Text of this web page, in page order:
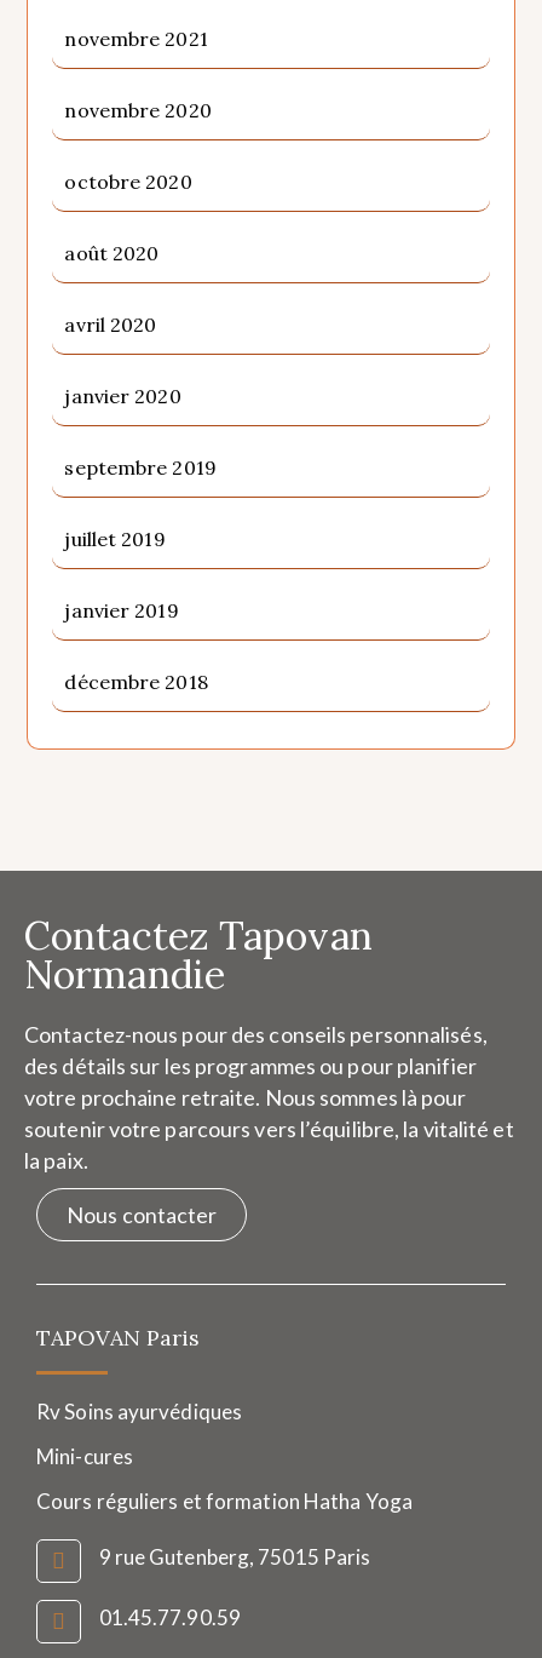
novembre 2021
novembre 2020
octobre 2020
août 2020
avril 2020
janvier 2020
septembre 2019
juillet 2019
janvier 2019
décembre 2018
Contactez Tapovan
Normandie
Contactez-nous pour des conseils personnalisés,
des détails sur les programmes ou pour planifier
votre prochaine retraite. Nous sommes là pour
soutenir votre parcours vers l’équilibre, la vitalité et
la paix.
Nous contacter
TAPOVAN Paris
Rv Soins ayurvédiques
Mini-cures
Cours réguliers et formation Hatha Yoga
9 rue Gutenberg, 75015 Paris
01.45.77.90.59